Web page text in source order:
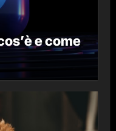
e come